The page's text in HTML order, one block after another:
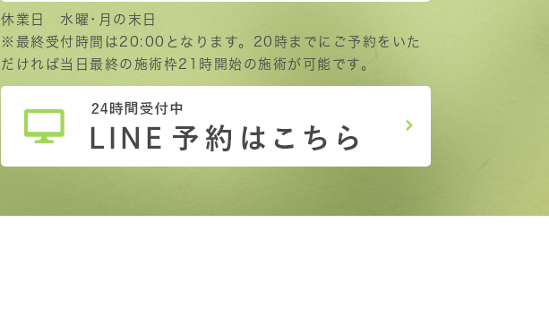
休業日 水曜･月の末日
※最終受付時間は20:00となります。20時までにご予約をいた
だければ当日最終の施術枠21時開始の施術が可能です。